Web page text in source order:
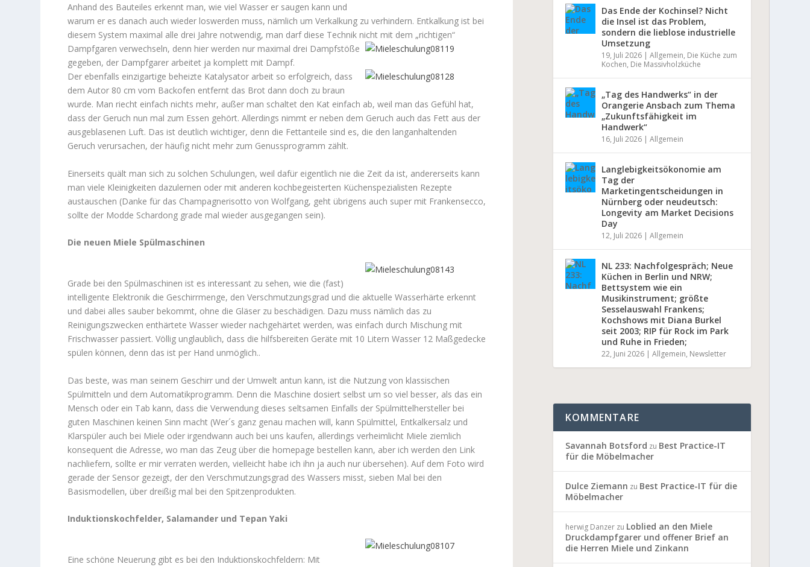
Anhand des Bauteiles erkennt man, wie viel Wasser er saugen kann und
warum er es danach auch wieder loswerden muss, nämlich um Verkalkung zu verhindern. Entkalkung ist bei
diesem System maximal alle drei Jahre notwendig, man darf diese Technik nicht mit dem „richtigen“
Dampfgaren verwechseln, denn hier werden nur maximal drei Dampfstöße
gegeben, der Dampfgarer arbeitet ja komplett mit Dampf.
Der ebenfalls einzigartige beheizte Katalysator arbeit so erfolgreich, dass
dem Autor 80 cm vom Backofen entfernt das Brot dann doch zu braun
wurde. Man riecht einfach nichts mehr, außer man schaltet den Kat einfach ab, weil man das Gefühl hat,
dass der Geruch nun mal zum Essen gehört. Allerdings nimmt er neben dem Geruch auch das Fett aus der
ausgeblasenen Luft. Das ist deutlich wichtiger, denn die Fettanteile sind es, die den langanhaltenden
Geruch verursachen, der häufig nicht mehr zum Genussprogramm zählt.
Einerseits quält man sich zu solchen Schulungen, weil dafür eigentlich nie die Zeit da ist, andererseits kann
man viele Kleinigkeiten dazulernen oder mit anderen kochbegeisterten Küchenspezialisten Rezepte
austauschen (Danke für das Champagnerisotto von Wolfgang, geht übrigens auch super mit Frankensecco,
sollte der Modde Schardong grade mal wieder ausgegangen sein).
Die neuen Miele Spülmaschinen
Grade bei den Spülmaschinen ist es interessant zu sehen, wie die (fast)
intelligente Elektronik die Geschirrmenge, den Verschmutzungsgrad und die aktuelle Wasserhärte erkennt
und dabei alles sauber bekommt, ohne die Gläser zu beschädigen. Dazu muss nämlich das zu
Reinigungszwecken enthärtete Wasser wieder nachgehärtet werden, was einfach durch Mischung mit
Frischwasser passiert. Völlig unglaublich, dass die hilfsbereiten Geräte mit 10 Litern Wasser 12 Maßgedecke
spülen können, denn das ist per Hand unmöglich..
Das beste, was man seinem Geschirr und der Umwelt antun kann, ist die Nutzung von klassischen
Spülmitteln und dem Automatikprogramm. Denn die Maschine dosiert selbst um so viel besser, als das ein
Mensch oder ein Tab kann, dass die Verwendung dieses seltsamen Einfalls der Spülmittelhersteller bei
guten Maschinen keinen Sinn macht (Wer´s ganz genau machen will, kann Spülmittel, Entkalkersalz und
Klarspüler auch bei Miele oder irgendwann auch bei uns kaufen, allerdings verheimlicht Miele ziemlich
konsequent die Adresse, wo man das Zeug über die homepage bestellen kann, aber ich werden den Link
nachliefern, sollte er mir verraten werden, vielleicht habe ich ihn ja auch nur übersehen). Auf dem Foto wird
gerade der Sensor gezeigt, der den Verschmutzungsgrad des Wassers misst, sieben Mal bei den
Basismodellen, über dreißig mal bei den Spitzenprodukten.
Induktionskochfelder, Salamander und Tepan Yaki
Eine schöne Neuerung gibt es bei den Induktionskochfeldern: Mit
Das Ende der Kochinsel? Nicht
die Insel ist das Problem,
sondern die lieblose industrielle
Umsetzung
19, Juli 2026| Allgemein, Die Küche zum
Kochen, Die Massivholzküche
„Tag des Handwerks“ in der
Orangerie Ansbach zum Thema
„Zukunftsfähigkeit im
Handwerk“
16, Juli 2026| Allgemein
Langlebigkeitsökonomie am
Tag der
Marketingentscheidungen in
Nürnberg oder neudeutsch:
Longevity am Market Decisions
Day
12, Juli 2026| Allgemein
NL 233: Nachfolgespräch; Neue
Küchen in Berlin und NRW;
Bettsystem wie ein
Musikinstrument; größte
Sesselauswahl Frankens;
Kochshows mit Diana Burkel
seit 2003; RIP für Rock im Park
und Ruhe in Frieden;
22, Juni 2026| Allgemein, Newsletter
KOMMENTARE
Savannah Botsford zu Best Practice-IT
für die Möbelmacher
Dulce Ziemann zu Best Practice-IT für die
Möbelmacher
herwig Danzerzu Loblied an den Miele
Druckdampfgarer und offener Brief an
die Herren Miele und Zinkann